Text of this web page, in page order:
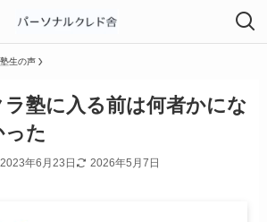
生の声
塾に入る前は何者かにな
った
2023年6月23日 2026年5月7日